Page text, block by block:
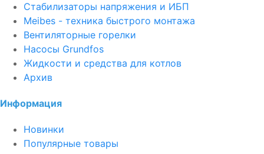
Стабилизаторы напряжения и ИБП
Meibes - техника быстрого монтажа
Вентиляторные горелки
Насосы Grundfos
Жидкости и средства для котлов
Архив
Информация
Новинки
Популярные товары